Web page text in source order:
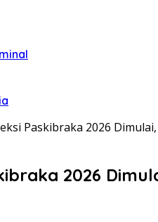
Paskibraka 2026
2026